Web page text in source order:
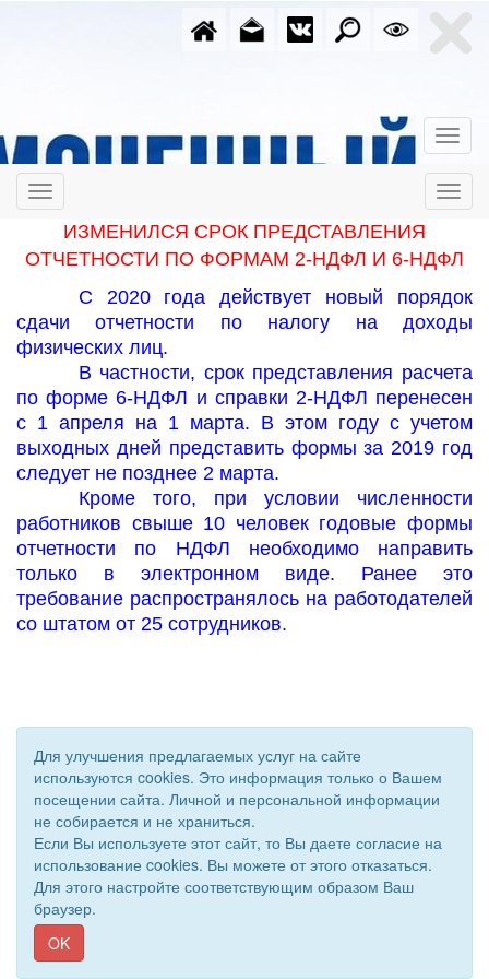
ИЗМЕНИЛСЯ СРОК ПРЕДСТАВЛЕНИЯ
ОТЧЕТНОСТИ ПО ФОРМАМ 2-НДФЛ И 6-НДФЛ
С 2020 года действует новый порядок
сдачи отчетности по налогу на доходы
физических лиц.
В частности, срок представления расчета
по форме 6-НДФЛ и справки 2-НДФЛ перенесен
с 1 апреля на 1 марта. В этом году с учетом
выходных дней представить формы за 2019 год
следует не позднее 2 марта.
Кроме того, при условии численности
работников свыше 10 человек годовые формы
отчетности по НДФЛ необходимо направить
только в электронном виде. Ранее это
требование распространялось на работодателей
со штатом от 25 сотрудников.
© 2011 - 2026 Уполномоченный по правам человека. Все
права защищены.
Сайт создан при поддержке «
Для улучшения предлагаемых услуг на сайте
используются cookies. Это информация только о Вашем
посещении сайта. Личной и персональной информации
не собирается и не храниться.
Если Вы используете этот сайт, то Вы даете согласие на
использование cookies. Вы можете от этого отказаться.
Для этого настройте соответствующим образом Ваш
браузер.
OK